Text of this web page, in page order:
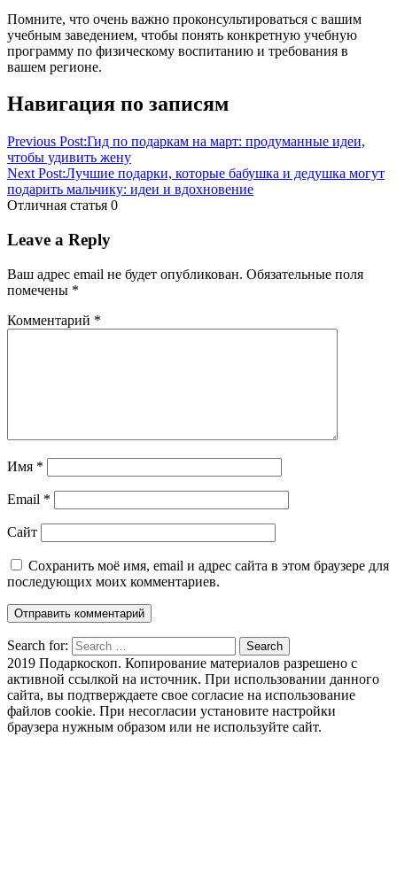
Помните, что очень важно проконсультироваться с вашим
учебным заведением, чтобы понять конкретную учебную
программу по физическому воспитанию и требования в
вашем регионе.
Навигация по записям
Previous Post:Гид по подаркам на март: продуманные идеи,
чтобы удивить жену
Next Post:Лучшие подарки, которые бабушка и дедушка могут
подарить мальчику: идеи и вдохновение
Отличная статья 0
Leave a Reply
Ваш адрес email не будет опубликован. Обязательные поля
помечены *
Комментарий *
Имя *
Email *
Сайт
Сохранить моё имя, email и адрес сайта в этом браузере для
последующих моих комментариев.
Search for: Search
2019 Подаркоскоп. Копирование материалов разрешено с
активной ссылкой на источник. При использовании данного
сайта, вы подтверждаете свое согласие на использование
файлов cookie. При несогласии установите настройки
браузера нужным образом или не используйте сайт.